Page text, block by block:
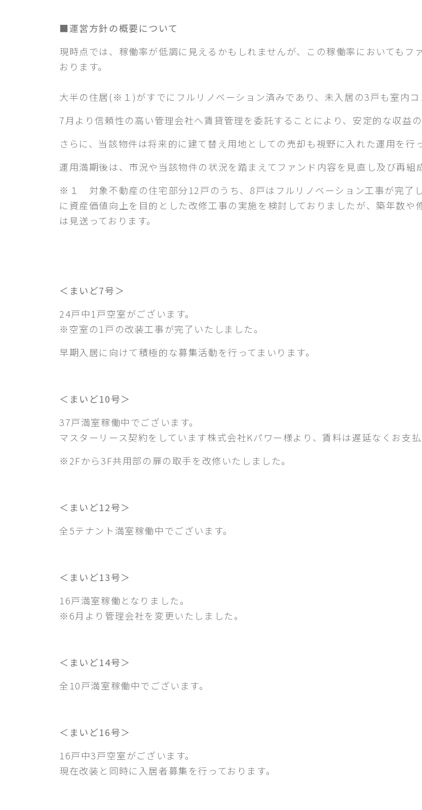
■運営方針の概要について
現時点では、稼働率が低調に見えるかもしれませんが、この稼働率においても
おります。
大半の住居(※１)がすでにフルリノベーション済みであり、未入居の3戸も室内コ
7月より信頼性の高い管理会社へ賃貸管理を委託することにより、安定的な収益の
さらに、当該物件は将来的に建て替え用地としての売却も視野に入れた運用を行
運用満期後は、市況や当該物件の状況を踏まえてファンド内容を見直し及び再組
※１ 対象不動産の住宅部分12戸のうち、8戸はフルリノベーション工事が完了
に資産価値向上を目的とした改修工事の実施を検討しておりましたが、築年数
は見送っております。
＜まいど7号＞
24戸中1戸空室がございます。
※空室の1戸の改装工事が完了いたしました。
早期入居に向けて積極的な募集活動を行ってまいります。
＜まいど10号＞
37戸満室稼働中でございます。
マスターリース契約をしています株式会社Kパワー様より、賃料は遅延なくお支払
※2Fから3F共用部の扉の取手を改修いたしました。
＜まいど12号＞
全5テナント満室稼働中でございます。
＜まいど13号＞
16戸満室稼働となりました。
※6月より管理会社を変更いたしました。
＜まいど14号＞
全10戸満室稼働中でございます。
＜まいど16号＞
16戸中3戸空室がございます。
現在改装と同時に入居者募集を行っております。